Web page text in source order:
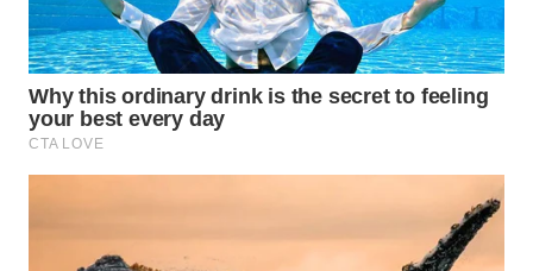
WN
SEMARANG
WN
BOROBUDUR